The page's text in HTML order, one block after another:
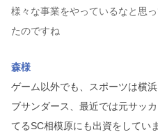
様々な事業をやっているなと思
たのですね
森様
ゲーム以外でも、スポーツは横
ブサンダース、最近では元サッ
てるSC相模原にも出資をしていま